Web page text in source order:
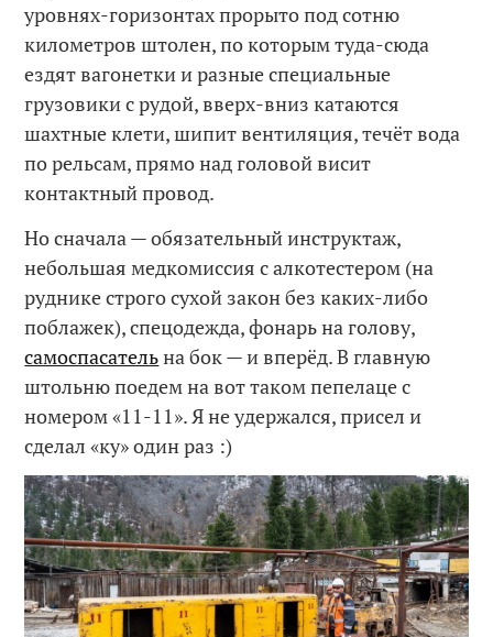
уровнях-горизонтах прорыто под сотню
километров штолен, по которым туда-сюда
ездят вагонетки и разные специальные
грузовики с рудой, вверх-вниз катаются
шахтные клети, шипит вентиляция, течёт вода
по рельсам, прямо над головой висит
контактный провод.
Но сначала — обязательный инструктаж,
небольшая медкомиссия с алкотестером (на
руднике строго сухой закон без каких-либо
поблажек), спецодежда, фонарь на голову,
самоспасательна бок — и вперёд. В главную
штольню поедем на вот таком пепелаце с
номером «11-11». Я не удержался, присел и
сделал «ку» один раз :)